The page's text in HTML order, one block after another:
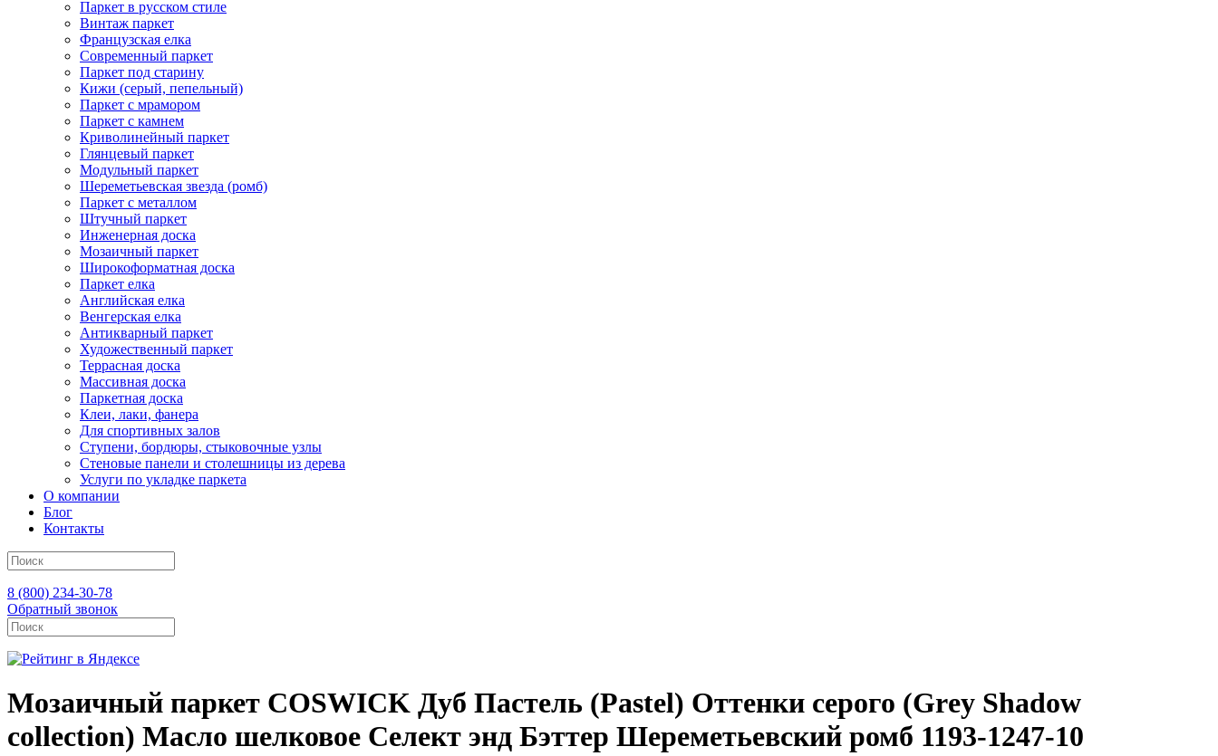
Паркет в русском стиле
Винтаж паркет
Французская елка
Современный паркет
Паркет под старину
Кижи (серый, пепельный)
Паркет с мрамором
Паркет с камнем
Криволинейный паркет
Глянцевый паркет
Модульный паркет
Шереметьевская звезда (ромб)
Паркет с металлом
Штучный паркет
Инженерная доска
Мозаичный паркет
Широкоформатная доска
Паркет елка
Английская елка
Венгерская елка
Антикварный паркет
Художественный паркет
Террасная доска
Массивная доска
Паркетная доска
Клеи, лаки, фанера
Для спортивных залов
Ступени, бордюры, стыковочные узлы
Стеновые панели и столешницы из дерева
Услуги по укладке паркета
О компании
Блог
Контакты
8 (800) 234-30-78
Обратный звонок
Мозаичный паркет COSWICK Дуб Пастель (Pastel) Оттенки серого (Grеy Shadow
collection) Масло шелковое Селект энд Бэттер Шереметьевский ромб 1193-1247-10